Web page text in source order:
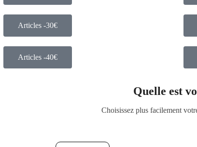
Articles -30€
Articles -40€
Quelle est
Choisissez plus facilement